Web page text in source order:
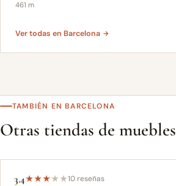
461 m
Ver todas en Barcelona ‎
TAMBIÉN EN BARCELONA ‎
Otras tiendas de muebles
3.4★★★★★10 reseñas